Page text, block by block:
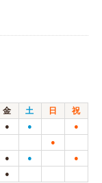
金 土 日
祝
● ● ●
●
● ● ●
●